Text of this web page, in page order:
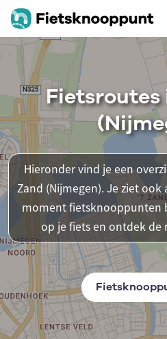
Hieronder vind je een
Zand (Nijmegen). Je ziet
moment fietsknooppunten
op je fiets en ontdek de